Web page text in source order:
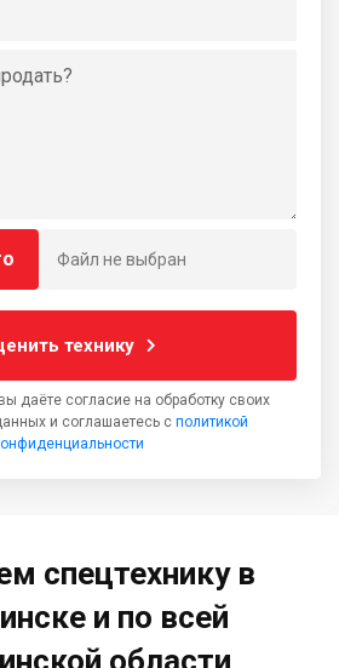
Файл не выбран
технику
даёте согласие на обработку своих
и соглашаетесь с политикой
спецтехнику в
и по всей
области